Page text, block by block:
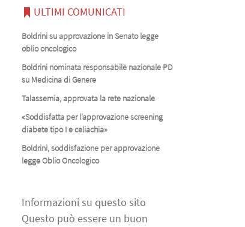
ULTIMI COMUNICATI
Boldrini su approvazione in Senato legge
oblio oncologico
Boldrini nominata responsabile nazionale PD
su Medicina di Genere
Talassemia, approvata la rete nazionale
«Soddisfatta per l’approvazione screening
diabete tipo I e celiachia»
Boldrini, soddisfazione per approvazione
legge Oblio Oncologico
Informazioni su questo sito
Questo può essere un buon